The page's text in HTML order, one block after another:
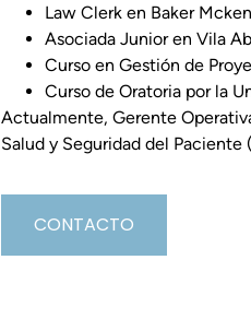
Law Clerk en Baker
Asociada Junior en Vila
Curso en Gestión de
Curso de Oratoria por la
Actualmente, Gerente
Salud y Seguridad del Paciente
CONTACTO